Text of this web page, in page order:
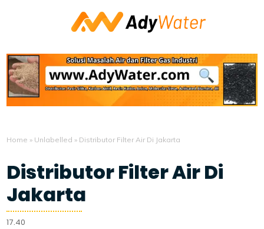
Home » Unlabelled » Distributor Filter Air Di Jakarta
Distributor Filter Air Di
Jakarta
17.40